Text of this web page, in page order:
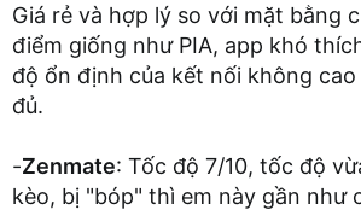
Giá rẻ và hợp lý so với mặt bằng
điểm giống như PIA, app khó
độ ổn định của kết nối không
đủ.
-Zenmate: Tốc độ 7/10, tốc độ
kèo, bị "bóp" thì em này gần như